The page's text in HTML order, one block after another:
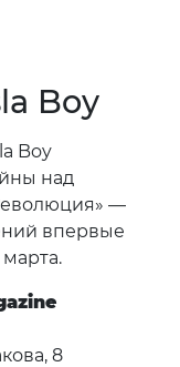
Boy
Boy
над
—
впервые
8